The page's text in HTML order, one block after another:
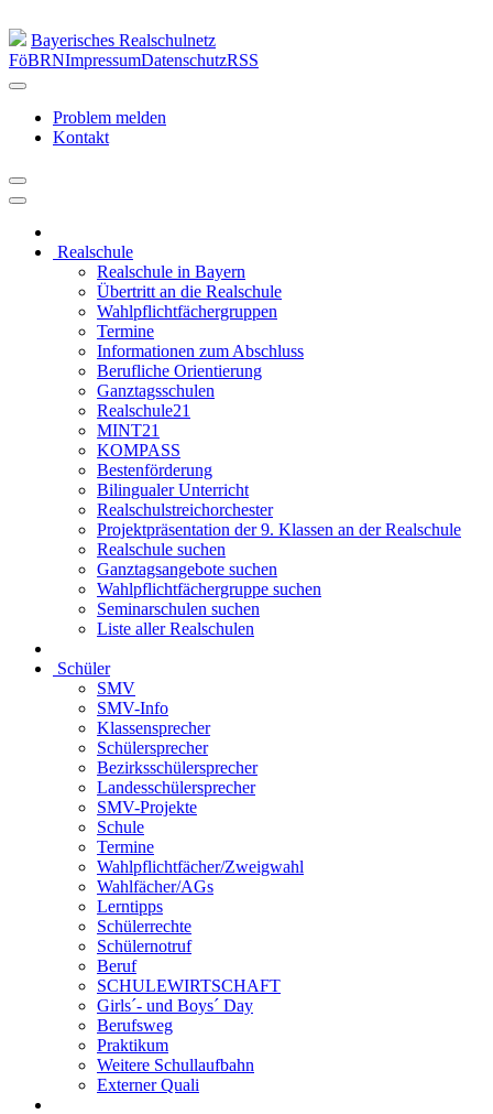
Bayerisches Realschulnetz
FöBRNImpressumDatenschutzRSS
Problem melden
Kontakt
Realschule
Realschule in Bayern
Übertritt an die Realschule
Wahlpflichtfächergruppen
Termine
Informationen zum Abschluss
Berufliche Orientierung
Ganztagsschulen
Realschule21
MINT21
KOMPASS
Bestenförderung
Bilingualer Unterricht
Realschulstreichorchester
Projektpräsentation der 9. Klassen an der Realschule
Realschule suchen
Ganztagsangebote suchen
Wahlpflichtfächergruppe suchen
Seminarschulen suchen
Liste aller Realschulen
Schüler
SMV
SMV-Info
Klassensprecher
Schülersprecher
Bezirksschülersprecher
Landesschülersprecher
SMV-Projekte
Schule
Termine
Wahlpflichtfächer/Zweigwahl
Wahlfächer/AGs
Lerntipps
Schülerrechte
Schülernotruf
Beruf
SCHULEWIRTSCHAFT
Girls´- und Boys´ Day
Berufsweg
Praktikum
Weitere Schullaufbahn
Externer Quali